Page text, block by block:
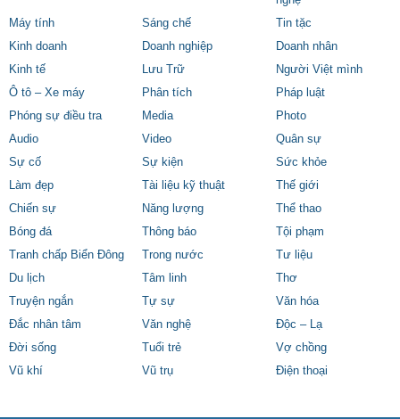
Máy tính
Sáng chế
Tin tặc
Kinh doanh
Doanh nghiệp
Doanh nhân
Kinh tế
Lưu Trữ
Người Việt mình
Ô tô – Xe máy
Phân tích
Pháp luật
Phóng sự điều tra
Media
Photo
Audio
Video
Quân sự
Sự cố
Sự kiện
Sức khỏe
Làm đẹp
Tài liệu kỹ thuật
Thế giới
Chiến sự
Năng lượng
Thể thao
Bóng đá
Thông báo
Tội phạm
Tranh chấp Biển Đông
Trong nước
Tư liệu
Du lịch
Tâm linh
Thơ
Truyện ngắn
Tự sự
Văn hóa
Đắc nhân tâm
Văn nghệ
Độc – Lạ
Đời sống
Tuổi trẻ
Vợ chồng
Vũ khí
Vũ trụ Điện thoại